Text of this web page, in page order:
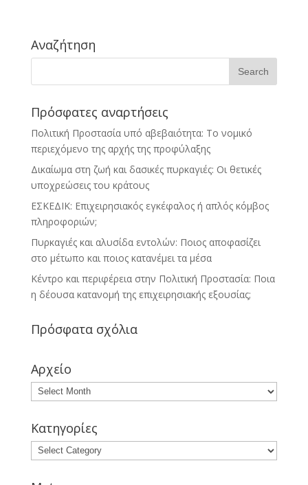
Αναζήτηση
Πρόσφατες αναρτήσεις
Πολιτική Προστασία υπό αβεβαιότητα: Το νομικό
περιεχόμενο της αρχής της προφύλαξης
Δικαίωμα στη ζωή και δασικές πυρκαγιές: Οι θετικές
υποχρεώσεις του κράτους
ΕΣΚΕΔΙΚ: Επιχειρησιακός εγκέφαλος ή απλός κόμβος
πληροφοριών;
Πυρκαγιές και αλυσίδα εντολών: Ποιος αποφασίζει
στο μέτωπο και ποιος κατανέμει τα μέσα
Κέντρο και περιφέρεια στην Πολιτική Προστασία: Ποια
η δέουσα κατανομή της επιχειρησιακής εξουσίας;
Πρόσφατα σχόλια
Αρχείο
Αρχείο
Κατηγορίες
Κατηγορίες